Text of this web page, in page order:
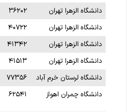
دانشگاه الزهرا تهران
۳۶۲۰۲
دانشگاه الزهرا تهران
۴۰۷۲۲
دانشگاه الزهرا تهران
۴۱۳۴۲
دانشگاه الزهرا تهران
۴۱۵۱۳
دانشگاه لرستان خرم آباد
۷۷۳۵۶
دانشگاه چمران اهواز
۶۲۵۴۱